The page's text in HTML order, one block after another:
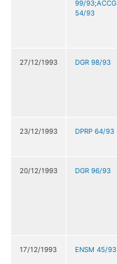
99/93;ACCG
54/93
27/12/1993 DGR 98/93
23/12/1993 DPRP 64/93
20/12/1993 DGR 96/93
17/12/1993 ENSM 45/93